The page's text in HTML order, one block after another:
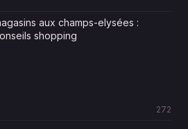
aux champs-elysées :
shopping
272